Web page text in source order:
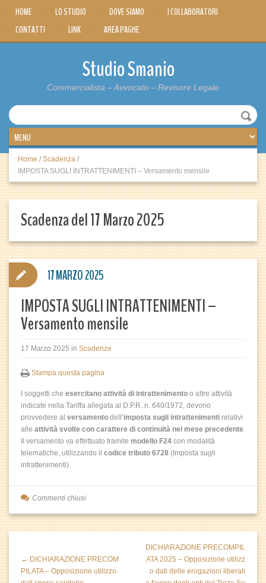
HOME LO STUDIO DOVE SIAMO
I COLLABORATORI
CONTATTI
LINK AREA PAGHE
Studio Smanio
Commercialista – Avvocato – Revisore Legale
Home / Scadenza /
IMPOSTA SUGLI INTRATTENIMENTI – Versamento mensile
Scadenza del 17 Marzo 2025
IMPOSTA SUGLI INTRATTENIMENTI –
Versamento mensile
17 Marzo 2025 in Scadenze
Stampa questa pagina
I soggetti che esercitano attività di intrattenimento o altre attività
indicate nella Tariffa allegata al D.P.R. n. 640/1972, devono
provvedere al versamento dell’imposta sugli intrattenimenti relativi
alle attività svolte con carattere di continuità nel mese precedente.
Il versamento va effettuato tramite modello F24 con modalità
telematiche, utilizzando il codice tributo 6728 (Imposta sugli
intrattenimenti).
17 MARZO 2025
Commenti chiusi
← DICHIARAZIONE PRECOM
PILATA – Opposizione utilizzo
DICHIARAZIONE PRECOMPIL
ATA 2025 – Opposizione utilizz
o dati delle erogazioni liberali